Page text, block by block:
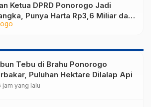
Ketua DPRD Ponorogo Jadi
Punya Harta Rp3,6 Miliar dan
Rp1,4 Miliar
Tebu di Brahu Ponorogo
Puluhan Hektare Dilalap Api
jam yang lalu